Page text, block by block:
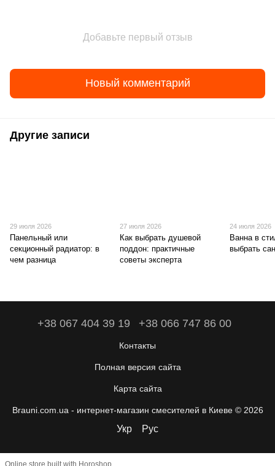
Добавьте первый отзыв
Новый комментарий
Другие записи
29 июля 2026
Панельный или
секционный радиатор: в
чем разница
27 июля 2026
Как выбрать душевой
поддон: практичные
советы эксперта
24 июля 2026
Ванна в
выбрать
+38 067 404 39 19 +38 066 747 86 00
Контакты
Полная версия сайта
Карта сайта
Brauni.com.ua - интернет-магазин смесителей в Киеве © 2026
Укр Рус